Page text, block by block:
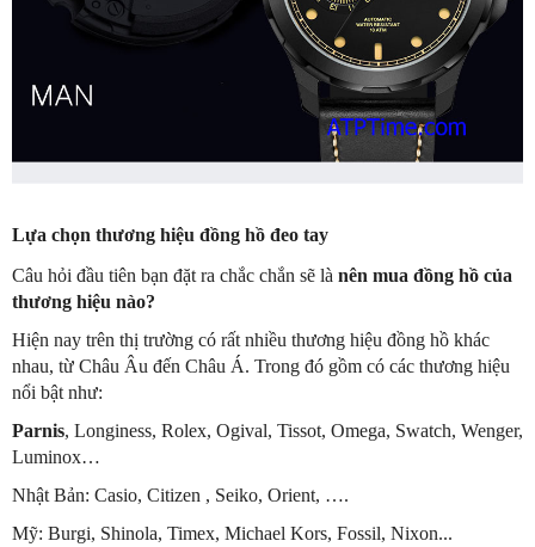
Lựa chọn thương hiệu đồng hồ đeo tay
Câu hỏi đầu tiên bạn đặt ra chắc chắn sẽ là nên mua đồng hồ của
thương hiệu nào?
Hiện nay trên thị trường có rất nhiều thương hiệu đồng hồ khác
nhau, từ Châu Âu đến Châu Á. Trong đó gồm có các thương hiệu
nổi bật như:
Parnis, Longiness, Rolex, Ogival, Tissot, Omega, Swatch, Wenger,
Luminox…
Nhật Bản: Casio, Citizen , Seiko, Orient, ….
Mỹ: Burgi, Shinola, Timex, Michael Kors, Fossil, Nixon...